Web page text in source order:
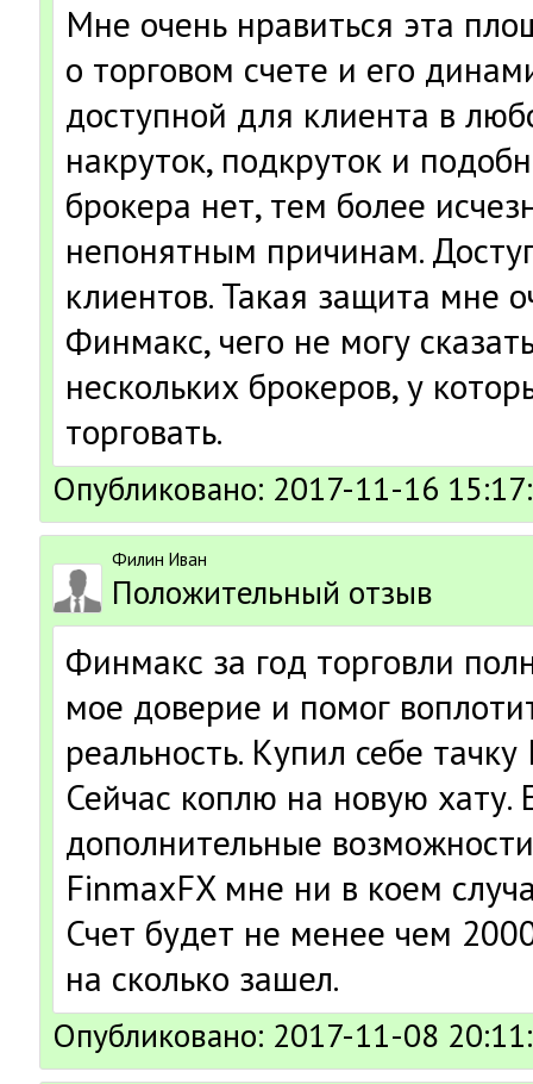
Мне очень нравиться эта
о торговом счете и его
доступной для клиента в
накруток, подкруток и
брокера нет, тем более
непонятным причинам.
клиентов. Такая защита мне
Финмакс, чего не могу
нескольких брокеров, у
торговать.
Опубликовано: 2017-11-16
Филин Иван
Положительный отзыв
Финмакс за год торговли
мое доверие и помог
реальность. Купил себе
Сейчас коплю на новую хату.
дополнительные
FinmaxFX мне ни в коем
Счет будет не менее чем
на сколько зашел.
Опубликовано: 2017-11-08